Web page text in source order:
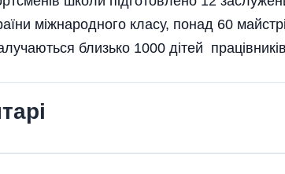
міжнародного класу, понад 60
близько 1000 дітей